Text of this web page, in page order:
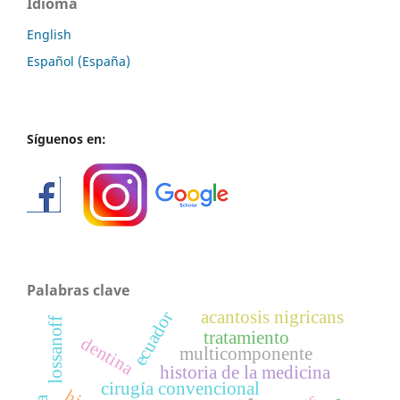
English
Español (España)
Síguenos en:
Palabras clave
historia de la medicina
cirugía convencional
ecuador multicomponente
tratamiento
dentina
lossanoff acantosis nigricans